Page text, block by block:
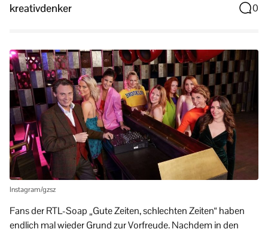
kreativdenker 0
Instagram/gzsz
Fans der RTL-Soap „Gute Zeiten, schlechten Zeiten“ haben
endlich mal wieder Grund zur Vorfreude. Nachdem in den